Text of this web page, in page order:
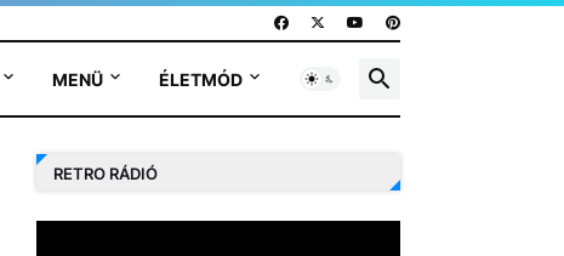
MENÜ ÉLETMÓD
RETRO RÁDIÓ